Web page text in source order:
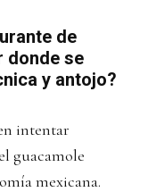
de
donde se
y antojo?
intentar
guacamole
mexicana.